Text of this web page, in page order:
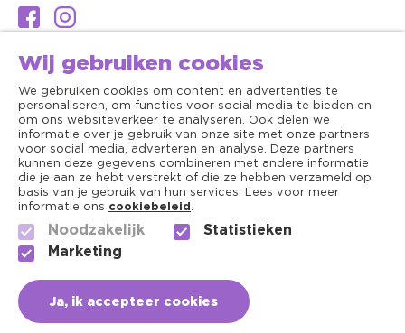
Aantal
In mijn mandje
Algemene voorwaarden
Privacy
Wij gebruiken cookies
We gebruiken cookies om content en advertenties te
personaliseren, om functies voor social media te bieden en
om ons websiteverkeer te analyseren. Ook delen we
informatie over je gebruik van onze site met onze partners
voor social media, adverteren en analyse. Deze partners
kunnen deze gegevens combineren met andere informatie
die je aan ze hebt verstrekt of die ze hebben verzameld op
basis van je gebruik van hun services. Lees voor meer
informatie ons cookiebeleid .
Noodzakelijk
Statistieken
Marketing
Ja, ik accepteer cookies